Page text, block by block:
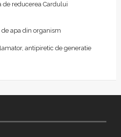
de reducerea Cardului
apa din organism
antipiretic de generatie